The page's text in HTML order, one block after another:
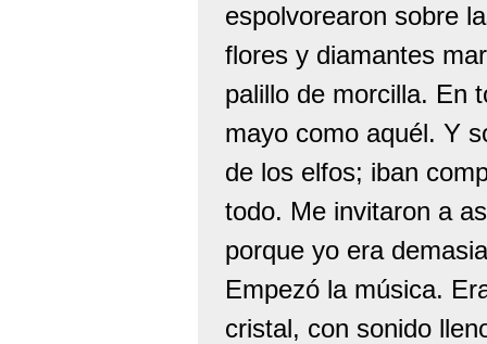
espolvorearon sobre
flores y diamantes
palillo de morcilla. En
mayo como aquél. Y
de los elfos; iban
todo. Me invitaron a
porque yo era
Empezó la música.
cristal, con sonido